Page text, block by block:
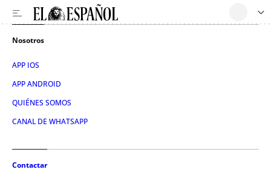
Nosotros
APP IOS
APP ANDROID
QUIÉNES SOMOS
CANAL DE WHATSAPP
Contactar